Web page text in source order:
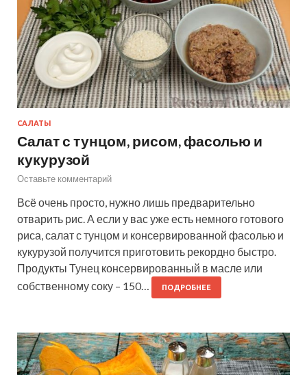
САЛАТЫ
Салат с тунцом, рисом, фасолью и
кукурузой
Оставьте комментарий
Всё очень просто, нужно лишь предварительно
отварить рис. А если у вас уже есть немного готового
риса, салат с тунцом и консервированной фасолью и
кукурузой получится приготовить рекордно быстро.
Продукты Тунец консервированный в масле или
собственному соку – 150…
ПОДРОБНЕЕ